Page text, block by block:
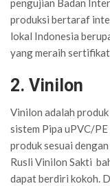
pengujian Badan
produksi bertaraf
lokal Indonesia
yang meraih
2. Vinilon
Vinilon adalah
sistem Pipa uPVC/
produk sesuai
Rusli Vinilon Sakti
dapat berdiri kokoh.